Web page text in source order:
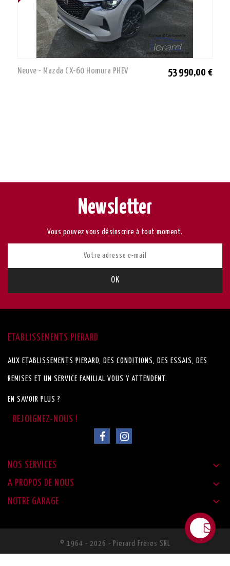
Neuve - Mazda CX-60 Homura PHEV 53 990,00 €
Newsletter
Vous pouvez vous désinscrire à tout moment.
ETABLISSEMENTS PIERARD
AUX ETABLISSEMENTS PIERARD, DES CONDITIONS, DES ESSAIS, DES
REMISES ET UN SERVICE FAMILIAL VOUS Y ATTENDENT.
EN SAVOIR PLUS ?
NOS SERVICES 
A PROPOS DE NOUS 
NOTRE GARAGE 
© 1964 - 2026 - Pierard Frères SRL